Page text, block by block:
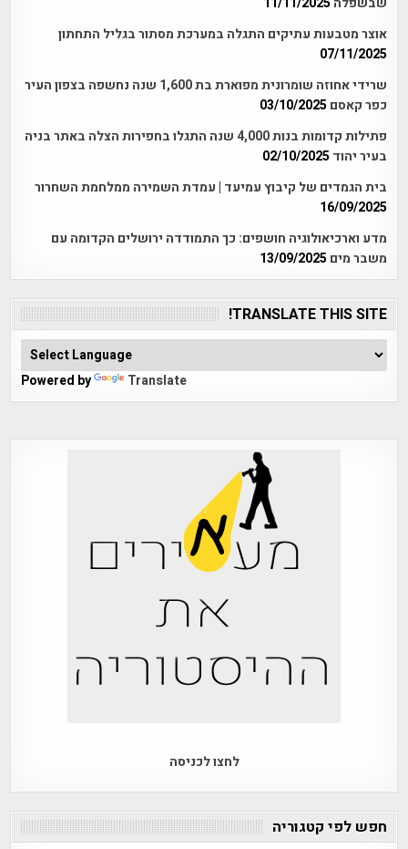
אוצר מטבעות עתיקים התגלה במערכת מסתור בגליל התחתון
07/11/2025
שרידי אחוזה שומרונית מפוארת בת 1,600 שנה נחשפה בצפון העיר
כפר קאסם 03/10/2025
פתילות קדומות בנות 4,000 שנה התגלו בחפירות הצלה באתר בניה
בעיר יהוד 02/10/2025
בית הגמדים של קיבוץ עמיעד | עמדת השמירה ממלחמת השחרור
16/09/2025
מדע וארכיאולוגיה חושפים: כך התמודדה ירושלים הקדומה עם
משבר מים 13/09/2025
TRANSLATE THIS SITE!
Powered by Translate
לחצו לכניסה
חפש לפי קטגוריה